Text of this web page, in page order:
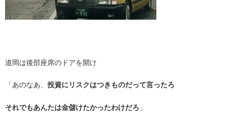
道岡は後部座席のドアを開け
「あのなあ、 投資にリスクはつきものだって言ったろ
それでもあんたは金儲けたかったわけだろ 」